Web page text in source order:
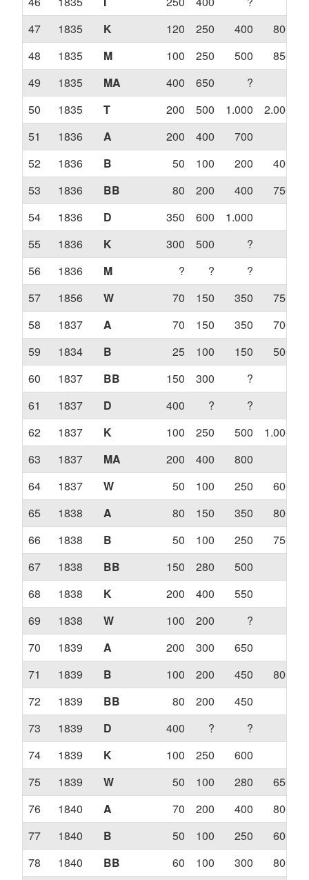
47
1835 K 120 250 400
800
48
1835 M 100 250 500
850
49
1835 MA 400 650 ?
50
1835 T 200 500 1.000 2.000
51
1836 A 200 400 700
52
1836 B 50 100 200
400
53
1836 BB 80 200 400
750
54
1836 D 350 600 1.000
55
1836 K 300 500 ?
56
1836 M ? ? ?
57
1856 W 70 150 350
750
58
1837 A 70 150 350
700
59
1834 B 25 100 150
500
60
1837 BB 150 300 ?
61
1837 D 400 ? ?
62
1837 K 100 250 500
1.000
63
1837 MA 200 400 800
64
1837 W 50 100 250
600
65
1838 A 80 150 350
800
66
1838 B 50 100 250
750
67
1838 BB 150 280 500
68
1838 K 200 400 550
69
1838 W 100 200 ?
70
1839 A 200 300 650
71
1839 B 100 200 450
800
72
1839 BB 80 200 450
73
1839 D 400 ? ?
74
1839 K 100 250 600
75
1839 W 50 100 280 650
76
1840 A 70 200 400 800
77
1840 B 50 100 250
600
78
1840 BB 60 100 300
800